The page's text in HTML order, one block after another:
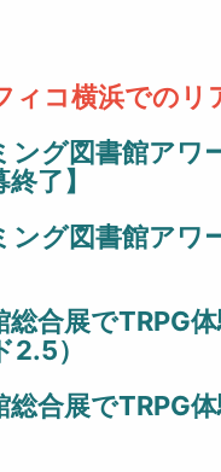
ィコ横浜でのリ
ング図書館アワ
了】
ング図書館アワ
総合展でTRPG
2.5）
総合展でTRPG